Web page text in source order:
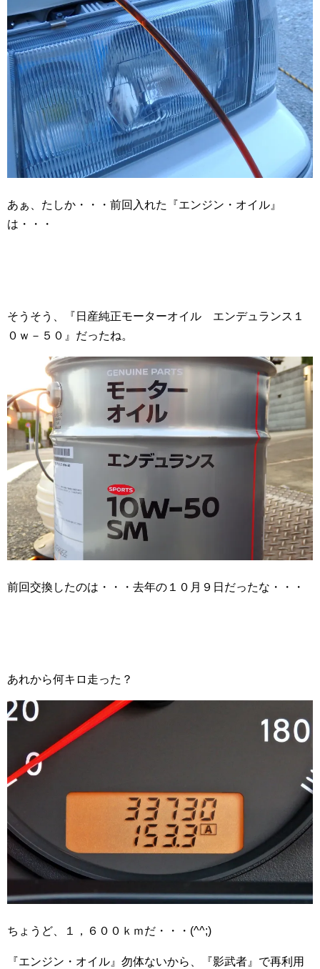
あぁ、たしか・・・前回入れた『エンジン・オイル』
は・・・
そうそう、『日産純正モーターオイル エンデュランス１
０ｗ－５０』だったね。
前回交換したのは・・・去年の１０月９日だったな・・・
あれから何キロ走った？
ちょうど、１，６００ｋｍだ・・・(^^;)ゞ
『エンジン・オイル』勿体ないから、『影武者』で再利用